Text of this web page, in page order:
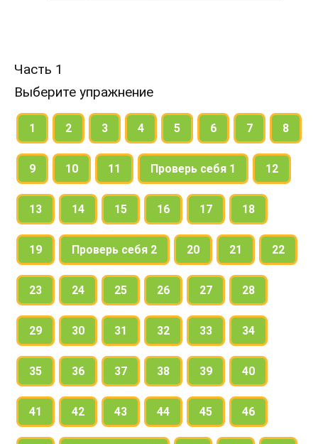
Часть 1
Выберите упражнение
1 2 3 4 5 6 7 8
9 10 11 Проверь себя 1 12
13 14 15 16 17 18
19 Проверь себя 2 20 21 22
23 24 25 26 27 28
29 30 31 32 33 34
35 36 37 38 39 40
41 42 43 44 45 46